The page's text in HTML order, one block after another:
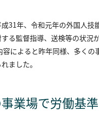
31年、令和元年の外国人技
る監督指導、送検等の状況
容によると昨年同様、多くの
ました。
事業場で労働基